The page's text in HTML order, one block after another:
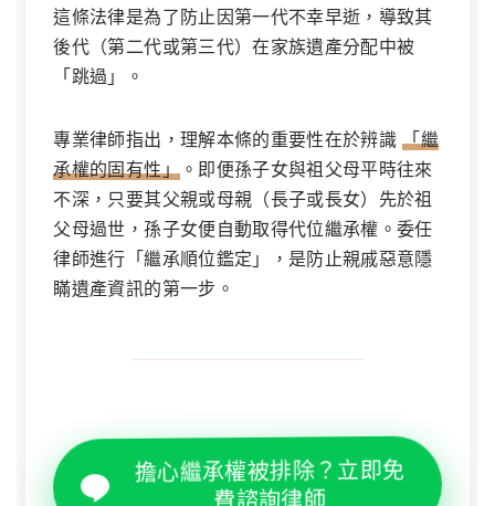
這條法律是為了防止因第一代不幸早逝，導致其
後代（第二代或第三代）在家族遺產分配中被
「跳過」。
專業律師指出，理解本條的重要性在於辨識「繼
承權的固有性」。即便孫子女與祖父母平時往來
不深，只要其父親或母親（長子或長女）先於祖
父母過世，孫子女便自動取得代位繼承權。委任
律師進行「繼承順位鑑定」，是防止親戚惡意隱
瞞遺產資訊的第一步。
擔心繼承權被排除？立即免